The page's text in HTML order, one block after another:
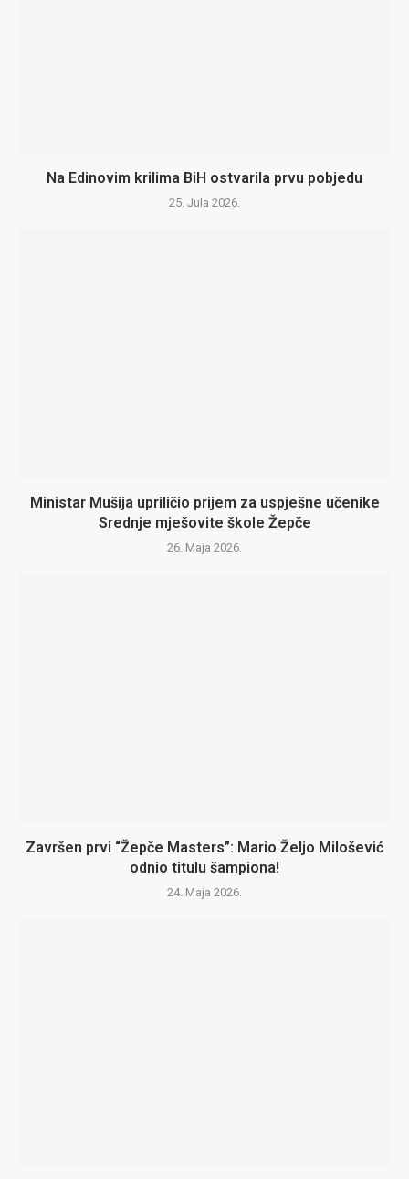
Na Edinovim krilima BiH ostvarila prvu pobjedu
25. Jula 2026.
Ministar Mušija upriličio prijem za uspješne učenike
Srednje mješovite škole Žepče
26. Maja 2026.
Završen prvi “Žepče Masters”: Mario Željo Milošević
odnio titulu šampiona!
24. Maja 2026.